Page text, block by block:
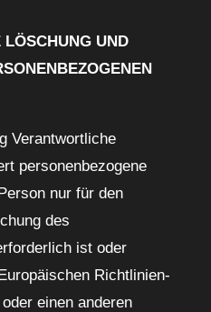
UND
Verantwortliche
personenbezogene
nur für den
des
ist oder
Richtlinien-
einen anderen